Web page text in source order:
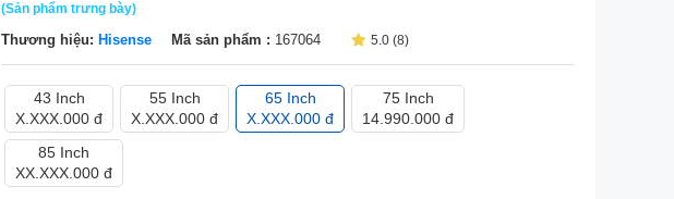
(Sản phẩm trưng bày)
Thương hiệu: Hisense Mã sản phẩm : 167064 5.0 (8)
43 Inch
X.XXX.000 đ
55 Inch
X.XXX.000 đ
65 Inch
X.XXX.000 đ
75 Inch
14.990.000 đ
85 Inch
XX.XXX.000 đ